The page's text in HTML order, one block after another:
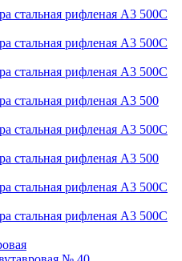
стальная рифленая А3 500С
стальная рифленая А3 500С
стальная рифленая А3 500С
стальная рифленая А3 500
стальная рифленая А3 500С
стальная рифленая А3 500
стальная рифленая А3 500С
стальная рифленая А3 500С